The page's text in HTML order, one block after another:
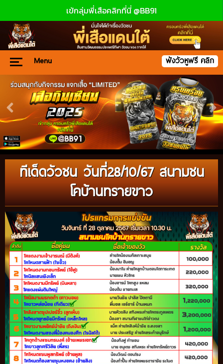
เข้กลุ่มพี่เสือคลิกที่นี่ @BB91
Menu ฟังวัวหูฟรี คลิก
ทีเด็ดวัวชน วันที่28/10/67 สนามชน
โคบ้านทรายขาว